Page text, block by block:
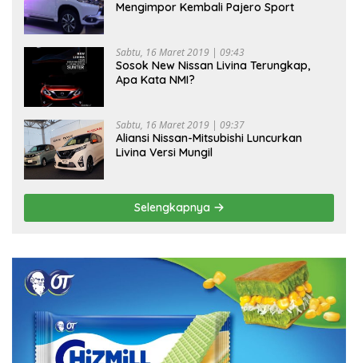
Mengimpor Kembali Pajero Sport
Sabtu, 16 Maret 2019 | 09:43
Sosok New Nissan Livina Terungkap,
Apa Kata NMI?
Sabtu, 16 Maret 2019 | 09:37
Aliansi Nissan-Mitsubishi Luncurkan
Livina Versi Mungil
Selengkapnya